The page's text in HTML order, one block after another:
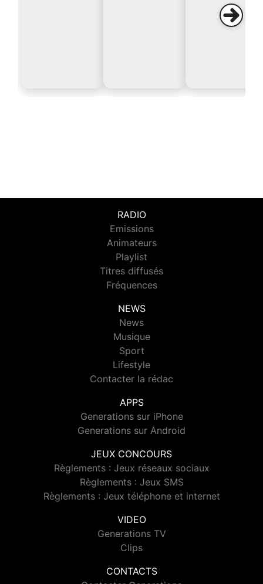
RADIO
Emissions
Animateurs
Playlist
Titres diffusés
Fréquences
NEWS
News
Musique
Sport
Lifestyle
Contacter la rédac
APPS
Generations sur iPhone
Generations sur Android
JEUX CONCOURS
Règlements : Jeux réseaux sociaux
Règlements : Jeux SMS
Règlements : Jeux téléphone et internet
VIDEO
Generations TV
Clips
CONTACTS